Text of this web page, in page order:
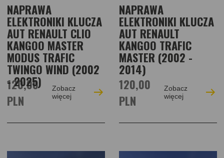
NAPRAWA
ELEKTRONIKI KLUCZA
AUT RENAULT CLIO
KANGOO MASTER
MODUS TRAFIC
TWINGO WIND (2002
- 2025)
120,00
PLN
Zobacz
więcej
NAPRAWA
ELEKTRONIKI KLUCZA
AUT RENAULT
KANGOO TRAFIC
MASTER (2002 -
2014)
120,00
PLN
Zobacz
więcej